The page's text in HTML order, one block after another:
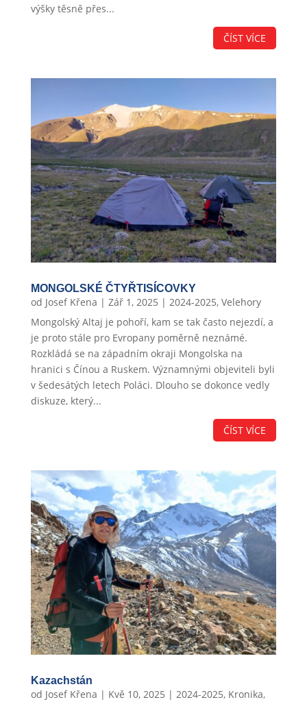
výšky těsně přes...
ČÍST VÍCE
MONGOLSKÉ ČTYŘTISÍCOVKY
od Josef Křena | Zář 1, 2025 | 2024-2025, Velehory
Mongolský Altaj je pohoří, kam se tak často nejezdí, a
je proto stále pro Evropany poměrně neznámé.
Rozkládá se na západním okraji Mongolska na
hranici s Čínou a Ruskem. Významnými objeviteli byli
v šedesátých letech Poláci. Dlouho se dokonce vedly
diskuze, který...
ČÍST VÍCE
Kazachstán
od Josef Křena | Kvě 10, 2025 | 2024-2025, Kronika,